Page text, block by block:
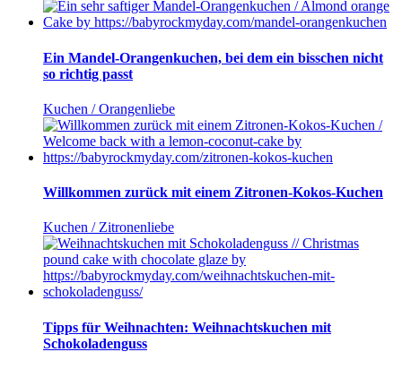
Ein Mandel-Orangenkuchen, bei dem ein bisschen nicht
so richtig passt
Kuchen / Orangenliebe
Willkommen zurück mit einem Zitronen-Kokos-Kuchen
Kuchen / Zitronenliebe
Tipps für Weihnachten: Weihnachtskuchen mit
Schokoladenguss